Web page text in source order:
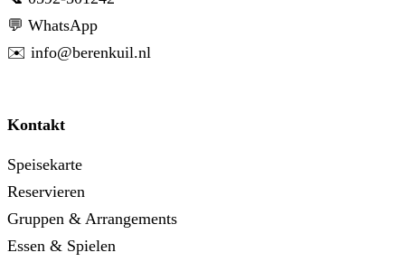
💬 WhatsApp
✉️ info@berenkuil.nl
Kontakt
Speisekarte
Reservieren
Gruppen & Arrangements
Essen & Spielen